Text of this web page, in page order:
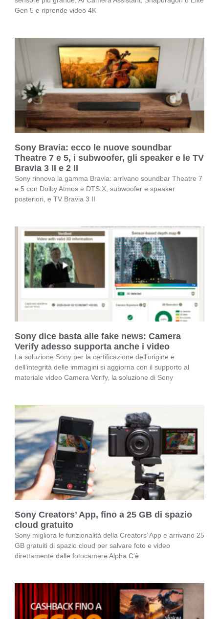
Gen 5 e riprende video 4K
Sony Bravia: ecco le nuove soundbar
Theatre 7 e 5, i subwoofer, gli speaker e le TV
Bravia 3 II e 2 II
Sony rinnova la gamma Bravia: arrivano soundbar Theatre 7
e 5 con Dolby Atmos e DTS:X, subwoofer e speaker
posteriori, e TV Bravia 3 II
Sony dice basta alle fake news: Camera
Verify adesso supporta anche i video
La soluzione Sony per la certificazione dell’origine e
dell’integrità delle immagini si aggiorna con il supporto al
materiale video Camera Verify, la soluzione di Sony
Sony Creators’ App, fino a 25 GB di spazio
cloud gratuito
Sony migliora le funzionalità della Creators’ App e arrivano 25
GB gratuiti di spazio cloud per salvare foto e video
direttamente dalle fotocamere Alpha C’è